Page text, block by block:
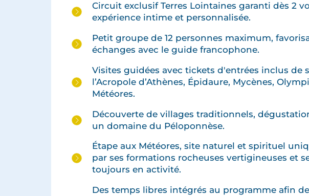
Circuit exclusif Terres Lointaines garanti dès 2
expérience intime et personnalisée.
Petit groupe de 12 personnes maximum,
échanges avec le guide francophone.
Visites guidées avec tickets d'entrées inclus de
l’Acropole d’Athènes, Épidaure, Mycènes,
Météores.
Découverte de villages traditionnels,
un domaine du Péloponnèse.
Étape aux Météores, site naturel et spirituel
par ses formations rocheuses vertigineuses et
toujours en activité.
Des temps libres intégrés au programme afin